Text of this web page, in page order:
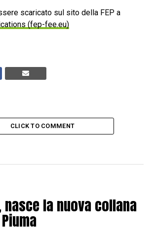
scaricato sul sito della FEP a
(fep-fee.eu)
CLICK TO COMMENT
nasce la nuova collana